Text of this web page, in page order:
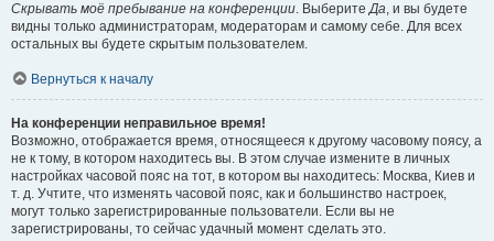
Скрывать моё пребывание на конференции. ВыберитеДа, и вы будете
видны только администраторам, модераторам и самому себе. Для всех
остальных вы будете скрытым пользователем.
Вернуться к началу
На конференции неправильное время!
Возможно, отображается время, относящееся к другому часовому поясу, а
не к тому, в котором находитесь вы. В этом случае измените в личных
настройках часовой пояс на тот, в котором вы находитесь: Москва, Киев и
т. д. Учтите, что изменять часовой пояс, как и большинство настроек,
могут только зарегистрированные пользователи. Если вы не
зарегистрированы, то сейчас удачный момент сделать это.